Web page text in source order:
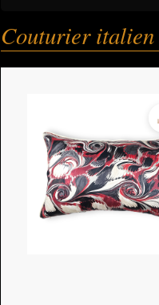
Couturier italien